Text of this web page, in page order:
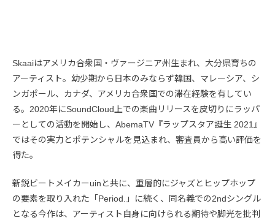
Skaaiはアメリカ合衆国・ヴァージニア州生まれ、大分県育ちの
アーティスト。幼少期から日本のみならず韓国、マレーシア、シ
ンガポール、カナダ、アメリカ合衆国での滞在経験を有してい
る。2020年にSoundCloud上での楽曲リリースを皮切りにラッパ
ーとしての活動を開始し、AbemaTV『ラップスタア誕生 2021』
ではその実力とポテンシャルを見込まれ、審査員から高い評価を
得た。
新鋭ビートメイカーuinと共に、重層的にジャズとヒップホップ
の要素を取り入れた「Period.」に続く、同名義での2ndシングル
となる今作は、アーティスト自身に向けられる期待や脚光を批判